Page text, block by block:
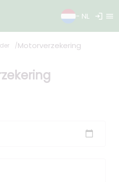
- NL login menu
Motorverzekering